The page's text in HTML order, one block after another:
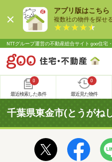
アプリ版はこちら
複数社の物件を探せ
NTTグループ運営の不動産総合サイト goo住宅
0
最近検索した条件
0
最近見た物件
千葉県東金市(とうがね